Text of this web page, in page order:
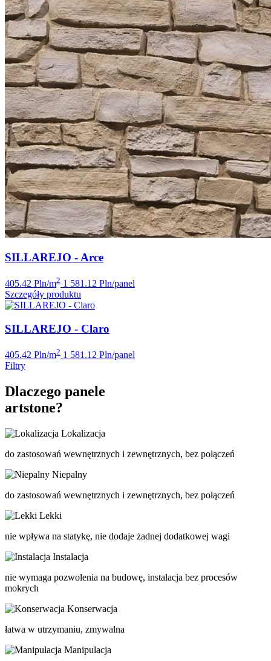
SILLAREJO - Arce
405.42 Pln/m2 1 581.12 Pln/panel
Szczegóły produktu
SILLAREJO - Claro
405.42 Pln/m2 1 581.12 Pln/panel
Filtry
Dlaczego panele
artstone?
Lokalizacja
do zastosowań wewnętrznych i zewnętrznych, bez połączeń
Niepalny
do zastosowań wewnętrznych i zewnętrznych, bez połączeń
Lekki
nie wpływa na statykę, nie dodaje żadnej dodatkowej wagi
Instalacja
nie wymaga pozwolenia na budowę, instalacja bez procesów
mokrych
Konserwacja
łatwa w utrzymaniu, zmywalna
Manipulacja